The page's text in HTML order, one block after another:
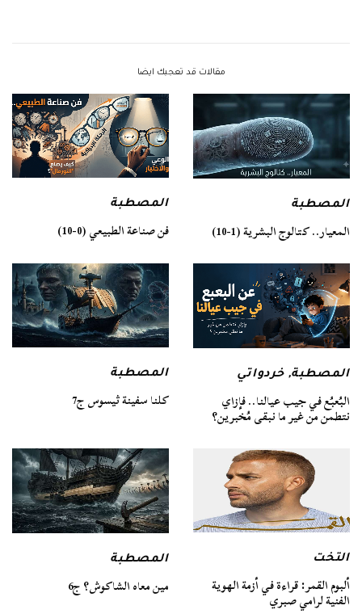
مقالات قد تعجبك ايضا
المصطبة
المعيار.. كتالوج البشرية (1-10)
المصطبة
فن صناعة الطبيعي (0-10)
المصطبة,خردواتي
البُعبُع في جيب عيالنا.. فإزاي
نتطمن من غير ما نبقى مُخبرين؟
المصطبة
كلنا سفينة ثيسوس ج7
التخت
ألبوم القمر: قراءة في أزمة الهوية
الفنية لرامي صبري
المصطبة
مين معاه الشاكوش؟ ج6